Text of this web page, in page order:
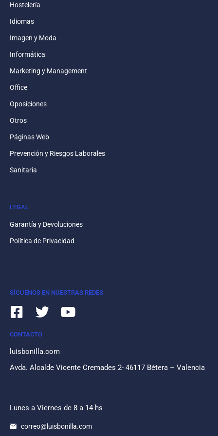
Hostelería
Idiomas
Imagen y Moda
Informática
Marketing y Management
Office
Oposiciones
Otros
Páginas Web
Prevención y Riesgos Laborales
Sanitaria
LEGAL
Garantía y Devoluciones
Política de Privacidad
SÍGUENOS EN NUESTRAS REDES
CONTACTO
luisbonilla.com
Avda. Alcalde Vicente Cremades 2- 46117 Bétera – Valencia
Lunes a Viernes de 8 a 14 hs
correo@luisbonilla.com